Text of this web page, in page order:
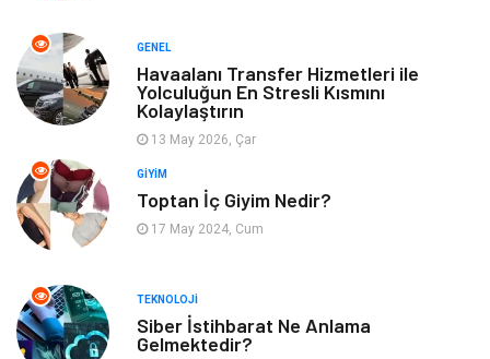
Genel Kültür Tatil
İnternet
Gayrimenkul
Astroloji Müzik
Ev İşleri
Sigorta
GENEL
Havaalanı Transfer Hizmetleri ile
Yolculuğun En Stresli Kısmını
Kolaylaştırın
13 May 2026, Çar
GIYIM
Toptan İç Giyim Nedir?
17 May 2024, Cum
TEKNOLOJI
Siber İstihbarat Ne Anlama
Gelmektedir?